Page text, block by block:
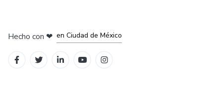
Hecho con ❤ en Ciudad de México